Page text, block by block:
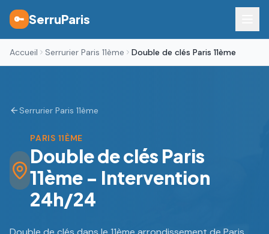
🔑 SerruParis
Accueil Serrurier Paris 11ème Double de clés Paris 11ème
Serrurier Paris 11ème
PARIS 11ÈME
Double de clés Paris
11ème - Intervention
24h/24